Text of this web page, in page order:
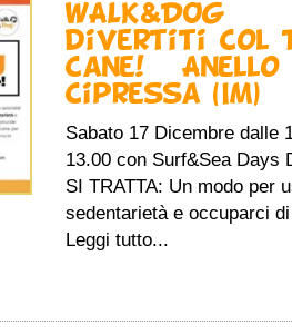
WALK&DOG |
divertiti col
cane! – Anello
Cipressa (IM)
Sabato 17 Dicembre dalle
13.00 con Surf&Sea Days
SI TRATTA: Un modo per
sedentarietà e occuparci
Leggi tutto...